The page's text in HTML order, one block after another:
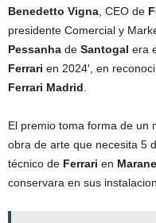
Benedetto Vigna, CEO de
presidente Comercial y
Pessanha de Santogal era
Ferrari en 2024′, en
Ferrari Madrid.
El premio toma forma de un
obra de arte que necesita 5
técnico de Ferrari en
conservara en sus